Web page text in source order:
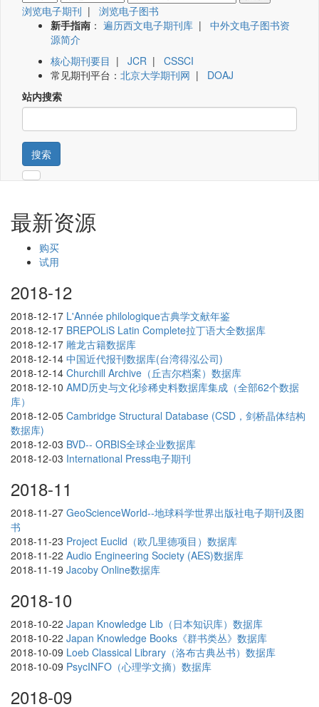
浏览电子期刊 | 浏览电子图书
新手指南 ： 遍历西文电子期刊库 | 中外文电子图书资
源简介
核心期刊要目 | JCR | CSSCI
常见期刊平台： 北京大学期刊网 | DOAJ
站内搜索
搜索
最新资源
购买
试用
2018-12
2018-12-17 L'Année philologique古典学文献年鉴
2018-12-17 BREPOLiS Latin Complete拉丁语大全数据库
2018-12-17 雕龙古籍数据库
2018-12-14 中国近代报刊数据库(台湾得泓公司)
2018-12-14 Churchill Archive（丘吉尔档案）数据库
2018-12-10 AMD历史与文化珍稀史料数据库集成（全部62个数据
库）
2018-12-05 Cambridge Structural Database (CSD，剑桥晶体结构
数据库)
2018-12-03 BVD-- ORBIS全球企业数据库
2018-12-03 International Press电子期刊
2018-11
2018-11-27 GeoScienceWorld--地球科学世界出版社电子期刊及图
书
2018-11-23 Project Euclid（欧几里德项目）数据库
2018-11-22 Audio Engineering Society (AES)数据库
2018-11-19 Jacoby Online数据库
2018-10
2018-10-22 Japan Knowledge Lib（日本知识库）数据库
2018-10-22 Japan Knowledge Books《群书类丛》数据库
2018-10-09 Loeb Classical Library（洛布古典丛书）数据库
2018-10-09 PsycINFO（心理学文摘）数据库
2018-09